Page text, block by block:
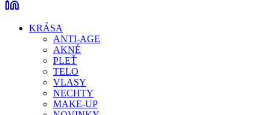
KRÁSA
ANTI-AGE
AKNÉ
PLEŤ
TELO
VLASY
NECHTY
MAKE-UP